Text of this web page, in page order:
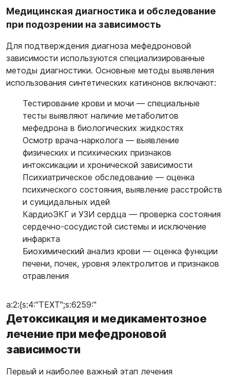
Медицинская диагностика и обследование
при подозрении на зависимость
Для подтверждения диагноза мефедроновой
зависимости используются специализированные
методы диагностики. Основные методы выявления
использования синтетических катинонов включают:
Тестирование крови и мочи — специальные
тесты выявляют наличие метаболитов
мефедрона в биологических жидкостях
Осмотр врача-нарколога — выявление
физических и психических признаков
интоксикации и хронической зависимости
Психиатрическое обследование — оценка
психического состояния, выявление расстройств
и суицидальных идей
КардиоЭКГ и УЗИ сердца — проверка состояния
сердечно-сосудистой системы и исключение
инфаркта
Биохимический анализ крови — оценка функции
печени, почек, уровня электролитов и признаков
отравления
a:2:{s:4:"TEXT";s:6259:"
Детоксикация и медикаментозное
лечение при мефедроновой
зависимости
Первый и наиболее важный этап лечения